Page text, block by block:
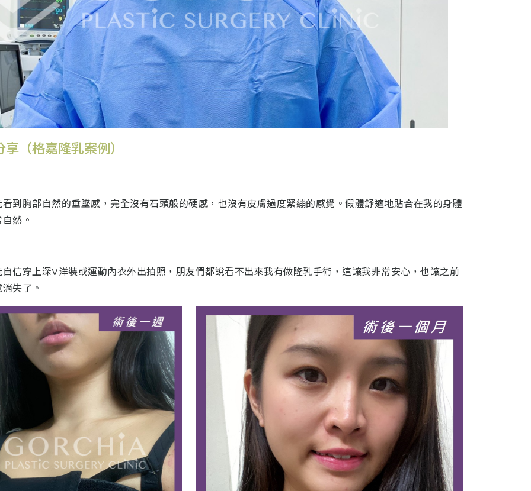
（格嘉隆乳案例）
到胸部自然的垂墜感，完全沒有石頭般的硬感，也沒有皮膚過度緊繃的感覺。假體舒適地貼合在我的身體
然。
信穿上深V洋裝或運動內衣外出拍照，朋友們都說看不出來我有做隆乳手術，這讓我非常安心，也讓之前
失了。